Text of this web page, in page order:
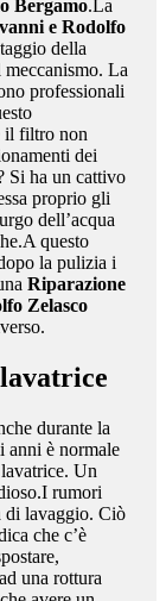
Bergamo.La
e Rodolfo
della
La
professionali
il filtro non
dei
Si ha un cattivo
proprio gli
dell’acqua
questo
la pulizia i
Riparazione
Zelasco
durante la
anni è normale
Un
rumori
di lavaggio. Ciò
che c’è
una rottura